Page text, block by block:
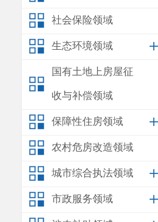
社会保险领域
生态环境领域
国有土地上房屋征
收与补偿领域
保障性住房领域
农村危房改造领域
城市综合执法领域
市政服务领域